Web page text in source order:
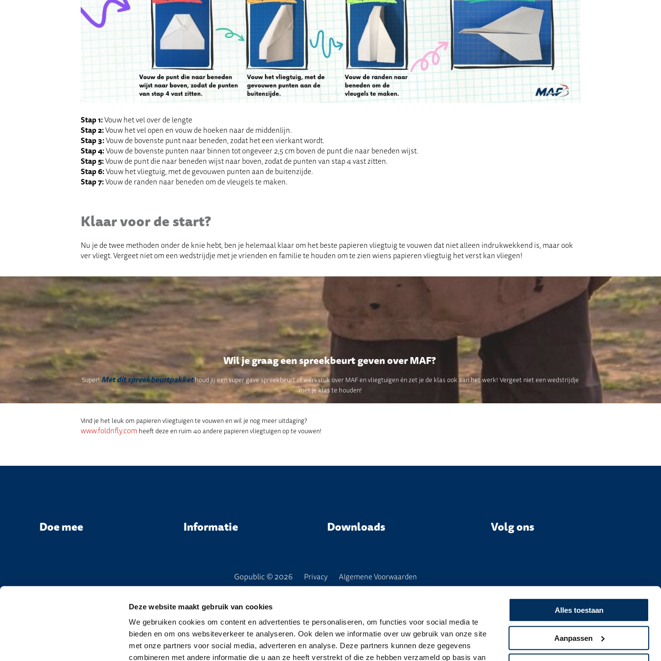
Deze website maakt gebruik van cookies
We gebruiken cookies om content en advertenties te personaliseren, om functies voor social media te
bieden en om ons websiteverkeer te analyseren. Ook delen we informatie over uw gebruik van onze site
met onze partners voor social media, adverteren en analyse. Deze partners kunnen deze gegevens
combineren met andere informatie die u aan ze heeft verstrekt of die ze hebben verzameld op basis van
Alles toestaan
Aanpassen
Stap 1:Vouw het vel over de lengte
Stap 2:Vouw het vel open en vouw de hoeken naar de middenlijn.
Stap 3:Vouw de bovenste punt naar beneden, zodat het een vierkant wordt.
Stap 4:Vouw de bovenste punten naar binnen tot ongeveer 2,5 cm boven de punt die naar beneden wijst.
Stap 5:Vouw de punt die naar beneden wijst naar boven, zodat de punten van stap 4 vast zitten.
Stap 6:Vouw het vliegtuig, met de gevouwen punten aan de buitenzijde.
Stap 7:Vouw de randen naar beneden om de vleugels te maken.
Klaar voor de start?
Nu je de twee methoden onder de knie hebt, ben je helemaal klaar om het beste papieren vliegtuig te vouwen dat niet alleen indrukwekkend is, maar ook
ver vliegt. Vergeet niet om een wedstrijdje met je vrienden en familie te houden om te zien wiens papieren vliegtuig het verst kan vliegen!
Wil je graag een spreekbeurt geven over MAF?
Super! Met dit spreekbeurtpakkethoud jij een super gave spreekbeurt of werkstuk over MAF en vliegtuigen én zet je de klas ook aan het werk! Vergeet niet een wedstrijdje
met je klas te houden!
Vind je het leuk om papieren vliegtuigen te vouwen en wil je nog meer uitdaging?
www.foldnfly.com heeft deze en ruim 40 andere papieren vliegtuigen op te vouwen!
Doe mee Informatie Downloads Volg ons
Gopublic © 2026 Privacy Algemene Voorwaarden